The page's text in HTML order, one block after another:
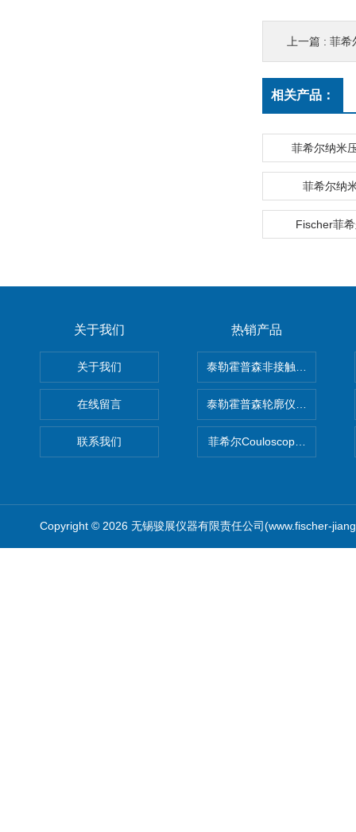
上一篇 : 菲希
相关产品：
菲希尔纳米
菲希尔纳
Fischer菲
关于我们
关于我们
在线留言
联系我们
热销产品
泰勒霍普森非接触式轮廓仪
泰勒霍普森轮廓仪|TAYLOR
菲希尔Couloscope CMS2电
Copyright © 2026 无锡骏展仪器有限责任公司(www.fischer-